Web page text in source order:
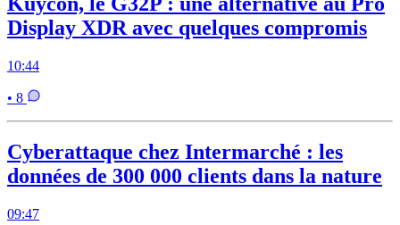
Display XDR avec quelques compromis
10:44
• 8
Cyberattaque chez Intermarché : les
données de 300 000 clients dans la nature
09:47